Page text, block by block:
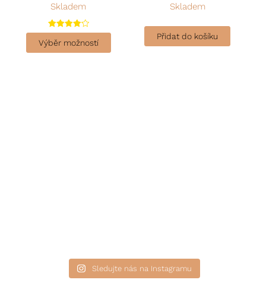
Skladem
Hodnocen
í
Výběr možností
Skladem
Přidat do košíku
Sledujte nás na Instagramu